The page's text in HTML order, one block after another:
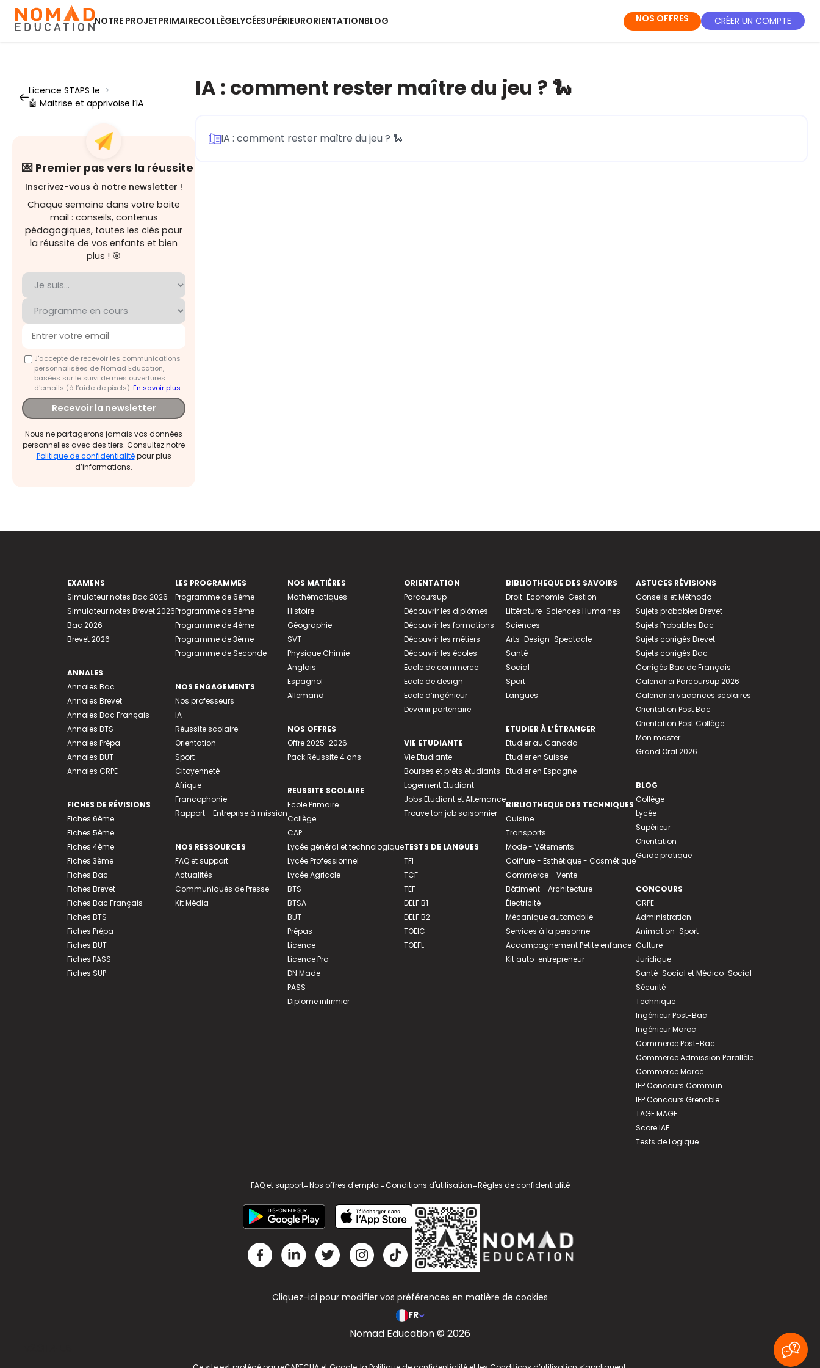
NOTRE PROJETPRIMAIRECOLLÈGELYCÉESUPÉRIEURORIENTATIONBLOG NOS OFFRES CRÉER UN COMPTE
Licence STAPS 1e >
🤖 Maitrise et apprivoise l’IA
💌 Premier pas vers la réussite
Inscrivez-vous à notre newsletter !
Chaque semaine dans votre boite
mail : conseils, contenus
pédagogiques, toutes les clés pour
la réussite de vos enfants et bien
plus ! 🎯
J'accepte de recevoir les communications
personnalisées de Nomad Education,
basées sur le suivi de mes ouvertures
d'emails (à l’aide de pixels).En savoir plus
Recevoir la newsletter
Nous ne partagerons jamais vos données
personnelles avec des tiers. Consultez notre
Politique de confidentialitépour plus
d’informations.
IA : comment rester maître du jeu ? 🐍
IA : comment rester maître du jeu ? 🐍
EXAMENS
Simulateur notes Bac 2026
Simulateur notes Brevet 2026
Bac 2026
Brevet 2026
ANNALES
Annales Bac
Annales Brevet
Annales Bac Français
Annales BTS
Annales Prépa
Annales BUT
Annales CRPE
FICHES DE RÉVISIONS
Fiches 6ème
Fiches 5ème
Fiches 4ème
Fiches 3ème
Fiches Bac
Fiches Brevet
Fiches Bac Français
Fiches BTS
Fiches Prépa
Fiches BUT
Fiches PASS
Fiches SUP
LES PROGRAMMES
Programme de 6ème
Programme de 5ème
Programme de 4ème
Programme de 3ème
Programme de Seconde
NOS ENGAGEMENTS
Nos professeurs
IA
Réussite scolaire
Orientation
Sport
Citoyenneté
Afrique
Francophonie
Rapport - Entreprise à mission
NOS RESSOURCES
FAQ et support
Actualités
Communiqués de Presse
Kit Média
NOS MATIÈRES
Mathématiques
Histoire
Géographie
SVT
Physique Chimie
Anglais
Espagnol
Allemand
NOS OFFRES
Offre 2025-2026
Pack Réussite 4 ans
REUSSITE SCOLAIRE
Ecole Primaire
Collège
CAP
Lycée général et technologique
Lycée Professionnel
Lycée Agricole
BTS
BTSA
BUT
Prépas
Licence
Licence Pro
DN Made
PASS
Diplome infirmier
ORIENTATION
Parcoursup
Découvrir les diplômes
Découvrir les formations
Découvrir les métiers
Découvrir les écoles
Ecole de commerce
Ecole de design
Ecole d’ingénieur
Devenir partenaire
VIE ETUDIANTE
Vie Etudiante
Bourses et prêts étudiants
Logement Etudiant
Jobs Etudiant et Alternance
Trouve ton job saisonnier
TESTS DE LANGUES
TFI
TCF
TEF
DELF B1
DELF B2
TOEIC
TOEFL
BIBLIOTHEQUE DES SAVOIRS
Droit-Economie-Gestion
Littérature-Sciences Humaines
Sciences
Arts-Design-Spectacle
Santé
Social
Sport
Langues
ETUDIER À L’ÉTRANGER
Etudier au Canada
Etudier en Suisse
Etudier en Espagne
BIBLIOTHEQUE DES TECHNIQUES
Cuisine
Transports
Mode - Vêtements
Coiffure - Esthétique - Cosmétique
Commerce - Vente
Bâtiment - Architecture
Électricité
Mécanique automobile
Services à la personne
Accompagnement Petite enfance
Kit auto-entrepreneur
ASTUCES RÉVISIONS
Conseils et Méthodo
Sujets probables Brevet
Sujets Probables Bac
Sujets corrigés Brevet
Sujets corrigés Bac
Corrigés Bac de Français
Calendrier Parcoursup 2026
Calendrier vacances scolaires
Orientation Post Bac
Orientation Post Collège
Mon master
Grand Oral 2026
BLOG
Collège
Lycée
Supérieur
Orientation
Guide pratique
CONCOURS
CRPE
Administration
Animation-Sport
Culture
Juridique
Santé-Social et Médico-Social
Sécurité
Technique
Ingénieur Post-Bac
Ingénieur Maroc
Commerce Post-Bac
Commerce Admission Parallèle
Commerce Maroc
IEP Concours Commun
IEP Concours Grenoble
TAGE MAGE
Score IAE
Tests de Logique
FAQ et support-Nos offres d'emploi-Conditions d'utilisation-Règles de confidentialité
Cliquez-ici pour modifier vos préférences en matière de cookies
FR
Nomad Education © 2026